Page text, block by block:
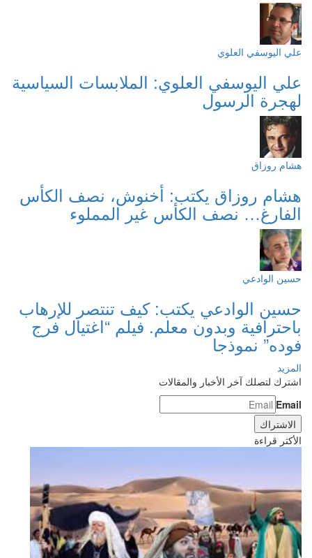
علي اليوسفي العلوي
علي اليوسفي العلوي: الملابسات السياسية
لهجرة الرسول
هشام روزاق
هشام روزاق يكتب: أخنوش، نصف الكأس
الفارغ… نصف الكأس غير المملوء
حسين الوادعي
حسين الوادعي يكتب: كيف تنتصر للإرهاب
باحترافية وبدون معلم. فيلم “اغتيال فرج
فوده” نموذجا
المزيد
اشترك لتصلك آخر الأخبار والمقالات
Email
الأكثر قراءة